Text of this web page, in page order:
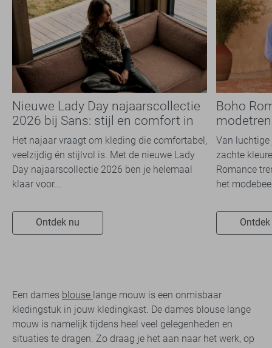
Nieuwe Lady Day najaarscollectie
2026 bij Sans: stijl en comfort in
travelkwaliteit
Het najaar vraagt om kleding die comfortabel,
veelzijdig én stijlvol is. Met de nieuwe Lady
Day najaarscollectie 2026 ben je helemaal
klaar voor...
Ontdek nu
Boho
overal
Van luchtige
zachte
Romance
het
Een dames blouse lange mouw is een onmisbaar
kledingstuk in jouw kledingkast. De dames blouse lange
mouw is namelijk tijdens heel veel gelegenheden en
situaties te dragen. Zo draag je het aan naar het werk, op